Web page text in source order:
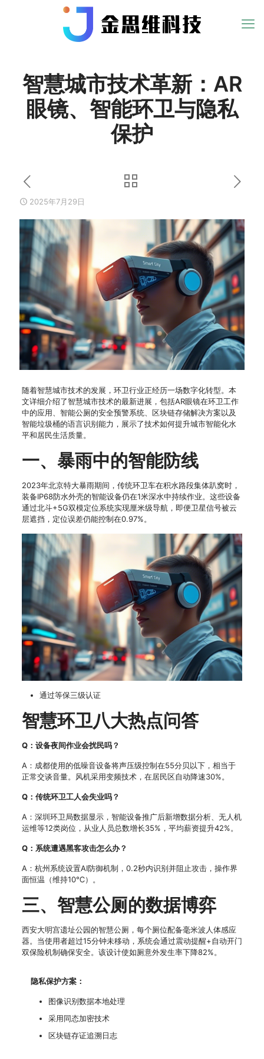
智慧城市技术革新：AR
眼镜、智能环卫与隐私
保护
2025年7月29日
随着智慧城市技术的发展，环卫行业正经历一场数字化转型。本
文详细介绍了智慧城市技术的最新进展，包括AR眼镜在环卫工作
中的应用、智能公厕的安全预警系统、区块链存储解决方案以及
智能垃圾桶的语言识别能力，展示了技术如何提升城市智能化水
平和居民生活质量。
一、暴雨中的智能防线
2023年北京特大暴雨期间，传统环卫车在积水路段集体趴窝时，
装备IP68防水外壳的智能设备仍在1米深水中持续作业。这些设备
通过北斗+5G双模定位系统实现厘米级导航，即便卫星信号被云
层遮挡，定位误差仍能控制在0.97%。
通过等保三级认证
智慧环卫八大热点问答
Q：设备夜间作业会扰民吗？
A：成都使用的低噪音设备将声压级控制在55分贝以下，相当于
正常交谈音量。风机采用变频技术，在居民区自动降速30%。
Q：传统环卫工人会失业吗？
A：深圳环卫局数据显示，智能设备推广后新增数据分析、无人机
运维等12类岗位，从业人员总数增长35%，平均薪资提升42%。
Q：系统遭遇黑客攻击怎么办？
A：杭州系统设置AI防御机制，0.2秒内识别并阻止攻击，操作界
面恒温（维持10℃）。
三、智慧公厕的数据博弈
西安大明宫遗址公园的智慧公厕，每个厕位配备毫米波人体感应
器。当使用者超过15分钟未移动，系统会通过震动提醒+自动开门
双保险机制确保安全。该设计使如厕意外发生率下降82%。
隐私保护方案：
图像识别数据本地处理
采用同态加密技术
区块链存证追溯日志